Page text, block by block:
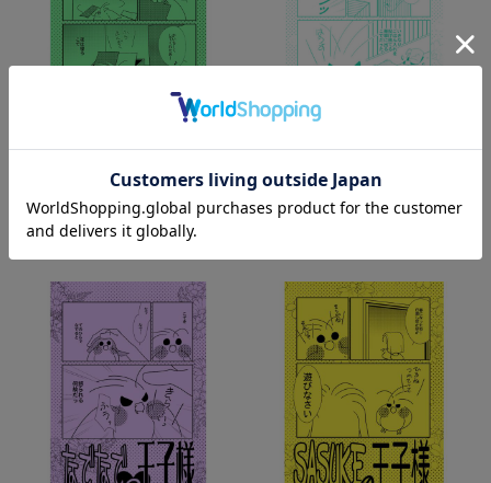
【MEIWAノート事務局】同人
誌/よなべの王子様
¥792(税込)
【MEIWAノート事務局】同人
誌/コルクの王子様